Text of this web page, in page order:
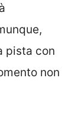
pista con
non